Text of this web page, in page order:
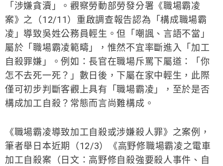
「涉嫌貪瀆」。觀察勞動部勞發分署《職場霸凌
案》之（12/11）重啟調查報告認為「構成職場霸
凌」導致吳姓公務員輕生。但「嘲諷、言語不當」
屬於「職場霸凌範疇」，惟然不宜率斷進入「加工
自殺罪嫌」。例如：長官在職場斥罵下屬道：「你
怎不去死一死？」數日後，下屬在家中輕生，此際
僅可初步判斷客觀上具有「職場霸凌」，至於是否
構成加工自殺？常態而言尚難構成。
《職場霸凌導致加工自殺或涉嫌殺人罪》之案例，
筆者舉日本近期（12/3）《高野修職場霸凌之電車
加工自殺案（日文：高野修自殺強要殺人事件、自